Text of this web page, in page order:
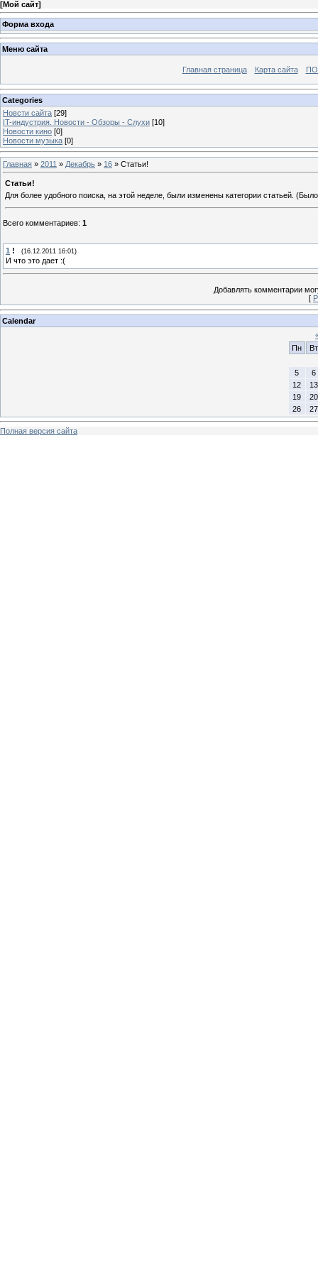
[Мой сайт]
Форма входа
Меню сайта
Главная страница Карта сайта
Categories
Новсти сайта [29]
IT-индустрия. Новости - Обзоры - Слухи [10]
Новости кино [0]
Новости музыка [0]
Главная » 2011 » Декабрь » 16 » Статьи!
Статьи!
Для более удобного поиска, на этой неделе, были изменены категории статьей.
Всего комментариев: 1
1 ! (16.12.2011 16:01)
И что это дает :(
Добавлять комментарии
[
Calendar
Пн
Вт
5
6
12
13
19
20
26
27
Полная версия сайта